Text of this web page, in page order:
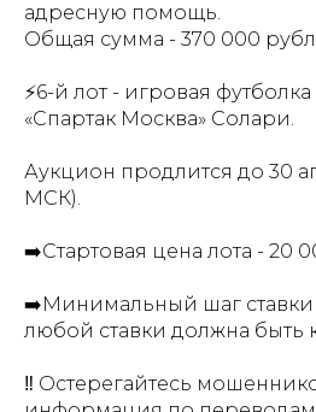
адресную помощь.
Общая сумма - 370 000
⚡6-й лот - игровая
«Спартак Москва» Солари.
Аукцион продлится до 30
МСК).
➡️Стартовая цена лота - 20
➡️Минимальный шаг ставки
любой ставки должна быть
‼️ Остерегайтесь